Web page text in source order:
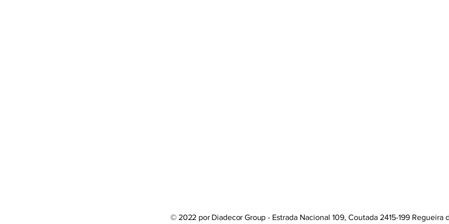
© 2022 por Diadecor Group - Estrada Nacional 109, Coutada 2415-199 Regueira